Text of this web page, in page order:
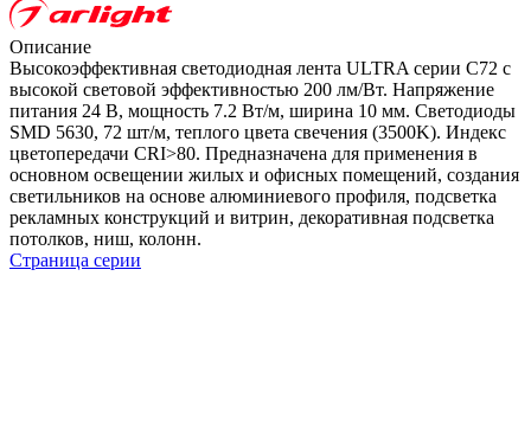
Описание
Высокоэффективная светодиодная лента ULTRA серии C72 с
высокой световой эффективностью 200 лм/Вт. Напряжение
питания 24 В, мощность 7.2 Вт/м, ширина 10 мм. Светодиоды
SMD 5630, 72 шт/м, теплого цвета свечения (3500K). Индекс
цветопередачи CRI>80. Предназначена для применения в
основном освещении жилых и офисных помещений, создания
светильников на основе алюминиевого профиля, подсветка
рекламных конструкций и витрин, декоративная подсветка
потолков, ниш, колонн.
Страница серии